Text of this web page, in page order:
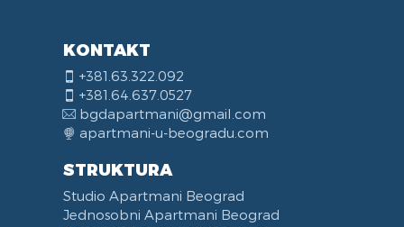
KONTAKT
+381.63.322.092
+381.64.637.0527
bgdapartmani@gmail.com
apartmani-u-beogradu.com
STRUKTURA
Studio Apartmani Beograd
Jednosobni Apartmani Beograd